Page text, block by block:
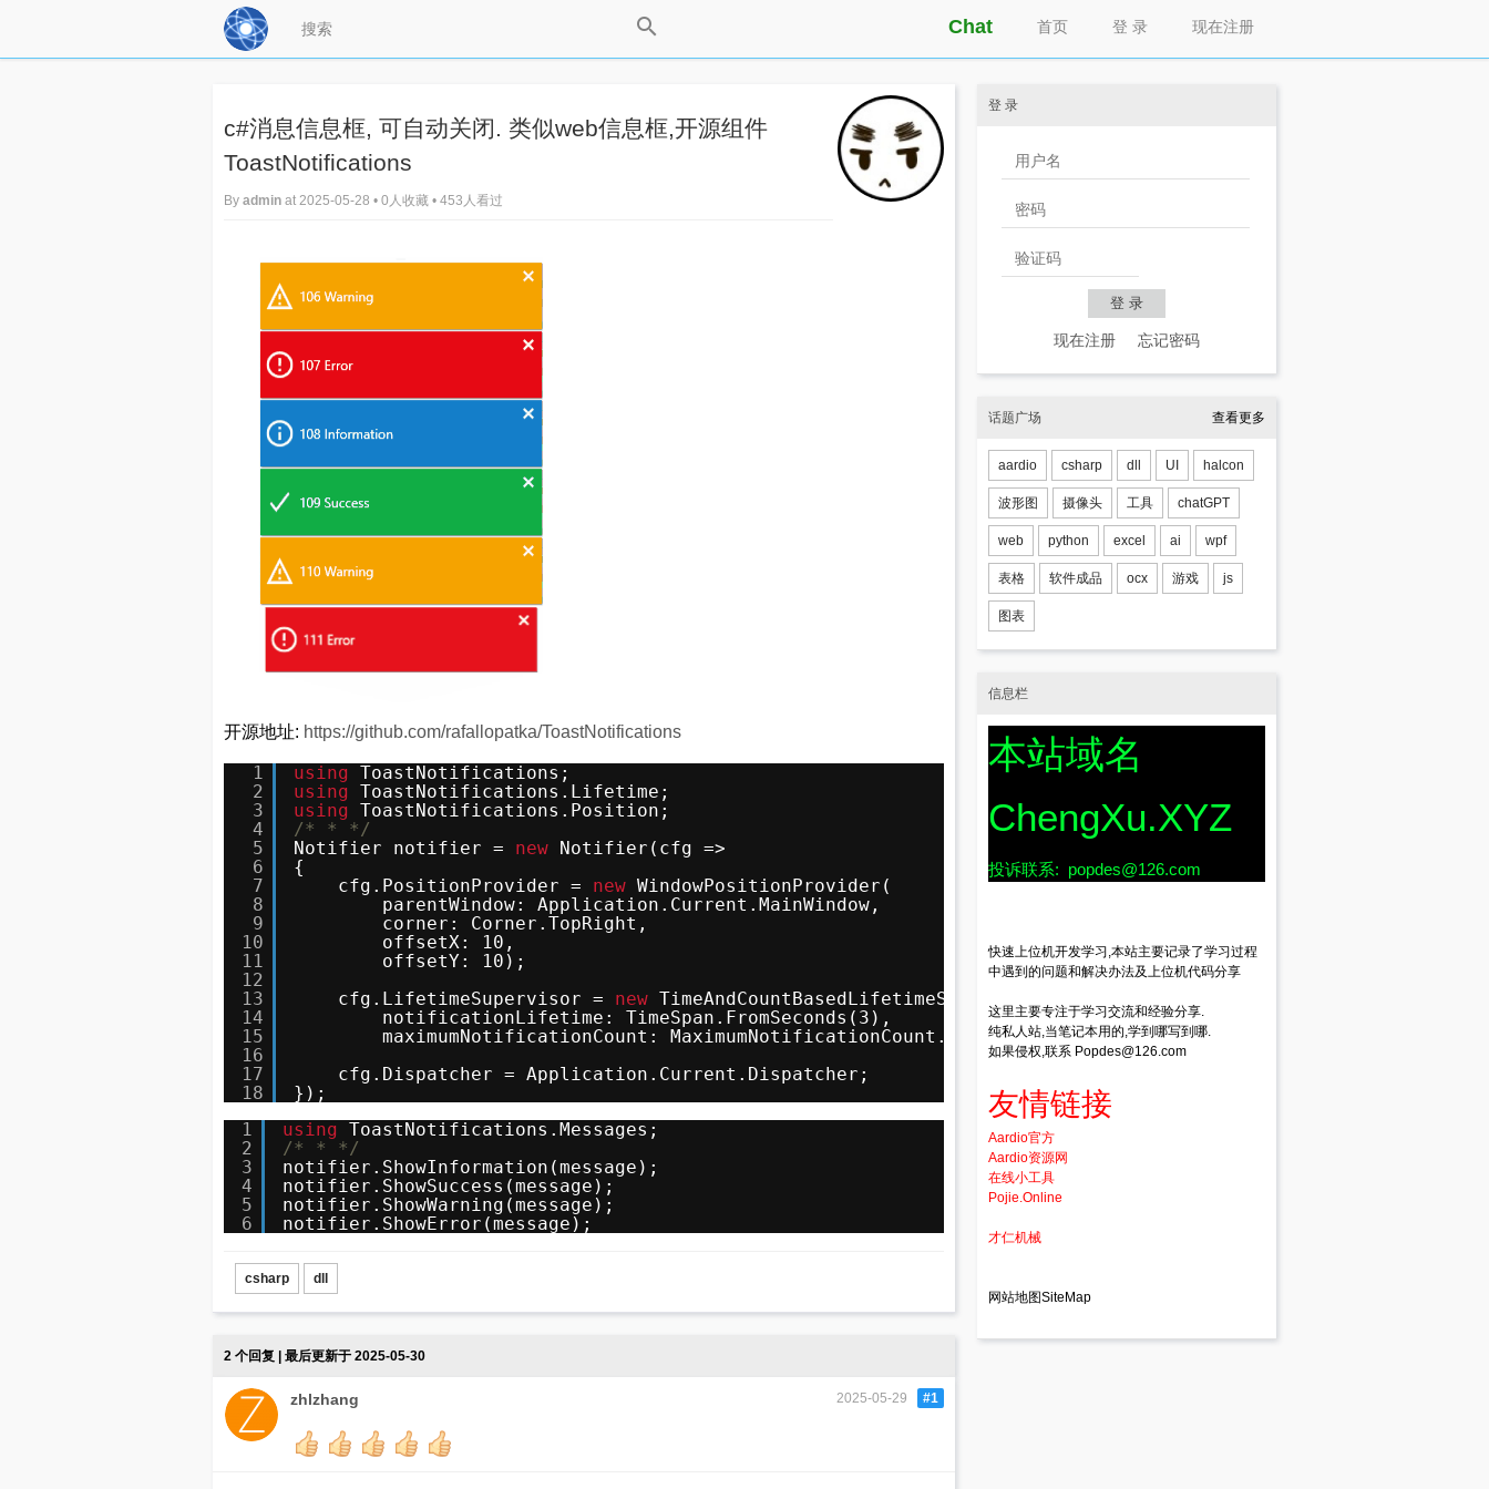
现在注册
登 录
首页
Chat
c#消息信息框, 可自动关闭. 类似web信息框,开源组件
ToastNotifications
By admin at 2025-05-28 • 0人收藏 • 453人看过
开源地址: https://github.com/rafallopatka/ToastNotifications
1
2
3
4
5
6
7
8
9
10
11
12
13
14
15
16
17
18
using ToastNotifications;
using ToastNotifications.Lifetime;
using ToastNotifications.Position;
/* * */
Notifier notifier = new Notifier(cfg =>
{
cfg.PositionProvider = new WindowPositionProvider(
parentWindow: Application.Current.MainWindow,
corner: Corner.TopRight,
offsetX: 10,
offsetY: 10);
cfg.LifetimeSupervisor = new TimeAndCountBasedLifetimeSupervisor(
notificationLifetime: TimeSpan.FromSeconds(3),
maximumNotificationCount: MaximumNotificationCount.FromCount(5));
cfg.Dispatcher = Application.Current.Dispatcher;
});
1
2
3
4
5
6
using ToastNotifications.Messages;
/* * */
notifier.ShowInformation(message);
notifier.ShowSuccess(message);
notifier.ShowWarning(message);
notifier.ShowError(message);
csharp dll
2 个回复 | 最后更新于 2025-05-30
zhlzhang 2025-05-29 #1
登 录
现在注册 忘记密码
话题广场 查看更多
aardio csharp dll UI halcon
波形图 摄像头 工具 chatGPT
web python excel ai wpf
表格 软件成品 ocx 游戏 js
图表
信息栏
本站域名
ChengXu.XYZ
投诉联系: popdes@126.com
快速上位机开发学习,本站主要记录了学习过程
中遇到的问题和解决办法及上位机代码分享
这里主要专注于学习交流和经验分享.
纯私人站,当笔记本用的,学到哪写到哪.
如果侵权,联系 Popdes@126.com
友情链接
Aardio官方
Aardio资源网
在线小工具
Pojie.Online
才仁机械
网站地图SiteMap